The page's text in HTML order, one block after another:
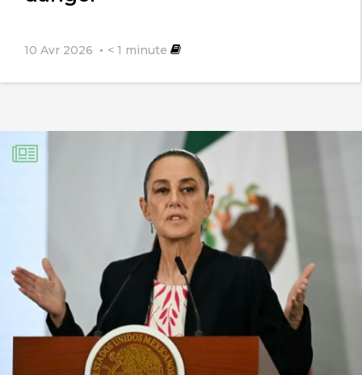
10 Avr 2026 < 1 minute